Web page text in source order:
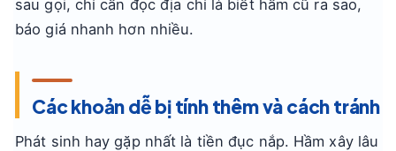
sau gọi, chỉ cần đọc địa chỉ là biết hầm cũ ra sao,
báo giá nhanh hơn nhiều.
Các khoản dễ bị tính thêm và cách tránh
Phát sinh hay gặp nhất là tiền đục nắp. Hầm xây lâu